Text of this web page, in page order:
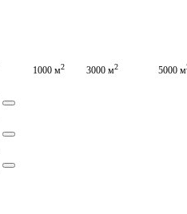
1000 м2 3000 м2 5000 м